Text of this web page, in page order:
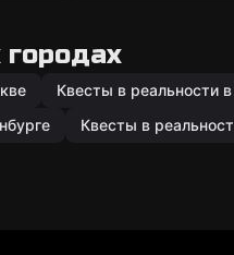
городах
Квесты в реальности
Квесты в